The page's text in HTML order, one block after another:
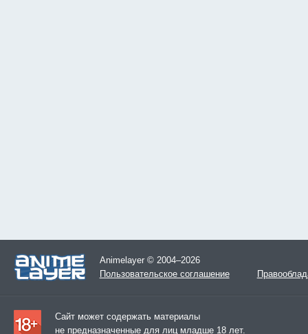
Animelayer © 2004–2026
Пользовательское соглашение
Сайт может содержать материалы
не предназначенные для лиц младше 18 лет.